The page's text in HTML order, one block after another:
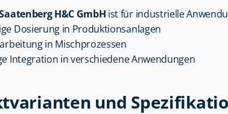
H&C GmbH ist für industrielle
Dosierung in Produktionsanlagen
in Mischprozessen
Integration in verschiedene Anwendungen
und